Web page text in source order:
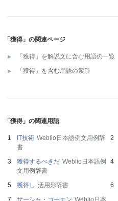
「獲得」の関連ページ
「獲得」を解説文に含む用語の一覧
「獲得」を含む用語の索引
「獲得」の関連用語
IT技術 Weblio日本語例文用例辞
書
獲得するべきだ Weblio日本語例
文用例辞書
獲得し 活用形辞書
サーシャ・コーエン Weblio日本